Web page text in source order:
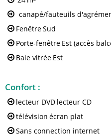
canapé/fauteuils
FenêtreSud
Porte-fenêtre Est (accès
Baie vitrée Est
Confort :
lecteur DVD lecteur CD
télévision écran plat
Sans connection internet